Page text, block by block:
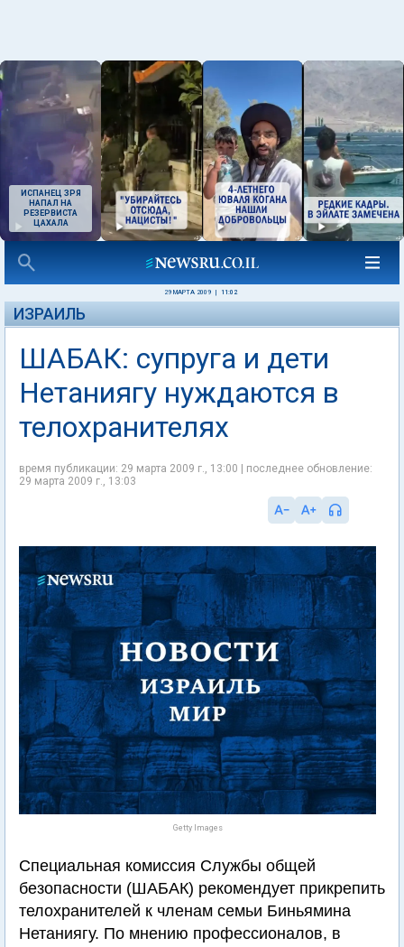
ИСПАНЕЦ ЗРЯ
НАПАЛ НА
РЕЗЕРВИСТА
ЦАХАЛА
29 МАРТА 2009 11:02
ИЗРАИЛЬ
ШАБАК: супруга и дети
Нетаниягу нуждаются в
телохранителях
время публикации: 29 марта 2009 г., 13:00 | последнее обновление:
29 марта 2009 г., 13:03
Getty Images
Специальная комиссия Службы общей
безопасности (ШАБАК) рекомендует прикрепить
телохранителей к членам семьи Биньямина
Нетаниягу. По мнению профессионалов, в